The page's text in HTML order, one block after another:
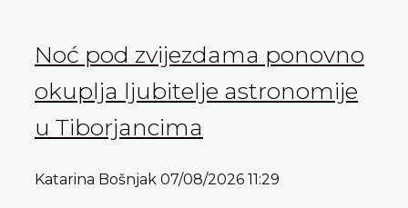
Noć pod zvijezdama ponovno
okuplja ljubitelje astronomije
u Tiborjancima
Katarina Bošnjak 07/08/2026 11:29